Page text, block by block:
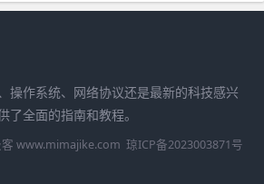
操作系统、网络协议还是最新的科技感兴
了全面的指南和教程。
www.mimajike.com 琼ICP备2023003871号